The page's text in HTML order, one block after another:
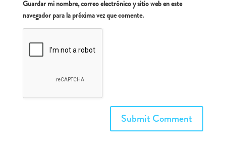
Guardar mi nombre, correo electrónico y sitio web en este
navegador para la próxima vez que comente.